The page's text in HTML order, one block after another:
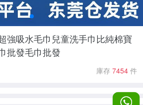
強吸水毛巾兒童洗手巾比純棉寶
批發毛巾批發
庫存 7454件